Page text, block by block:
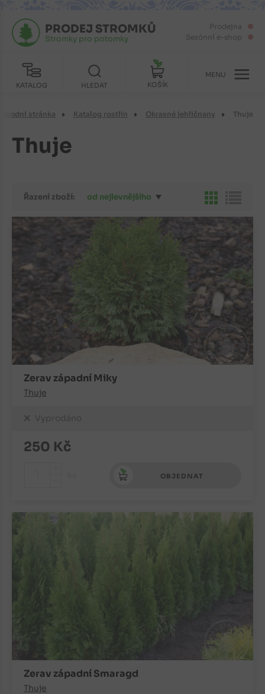
Prodejna
Sezónní e-shop
KATALOG
PRODEJ STROMKŮ
Stromky pro potomky
HLEDAT KOŠÍK
MENU
Úvodní stránka Katalog rostlin Okrasné jehličnany Thuje
Thuje
Řazení zboží: od nejlevnějšího
Zerav západní Miky
Thuje
Vyprodáno
250 Kč
OBJEDNAT
Zerav západní Smaragd
Thuje